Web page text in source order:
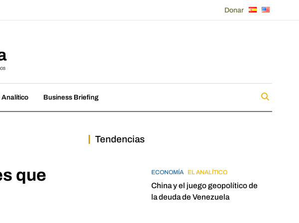
Donar
Analítico Business Briefing
que
Tendencias
ECONOMÍA EL ANALÍTICO
China y el juego geopolítico de
la deuda de Venezuela